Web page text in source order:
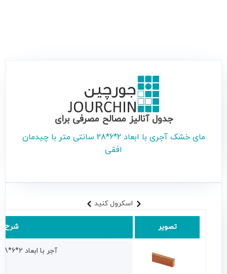
اسکرول کنید
تصویر شرح
آجر با ابعاد 2*6*28سانتى متر
جدول آنالیز مصالح مصرفی برای
ماى خشک آجرى با ابعاد 2*6*28 سانتى متر با چیدمان
افقى